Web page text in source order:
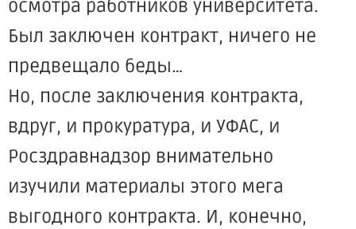
осмотра работников университета.
Был заключен контракт, ничего не
предвещало беды…
Но, после заключения контракта,
вдруг, и прокуратура, и УФАС, и
Росздравнадзор внимательно
изучили материалы этого мега
выгодного контракта. И, конечно,